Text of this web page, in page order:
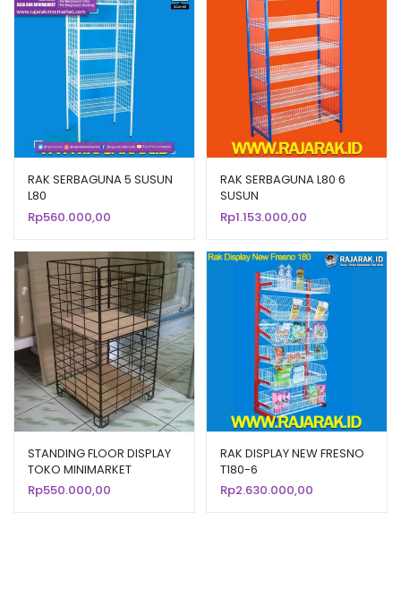
RAK SERBAGUNA 5 SUSUN
L80
Rp560.000,00
RAK SERBAGUNA L80 6
SUSUN
Rp1.153.000,00
STANDING FLOOR DISPLAY
TOKO MINIMARKET
SUPERMARKET ST-11
Rp550.000,00
RAK DISPLAY NEW FRESNO
T180-6
Rp2.630.000,00